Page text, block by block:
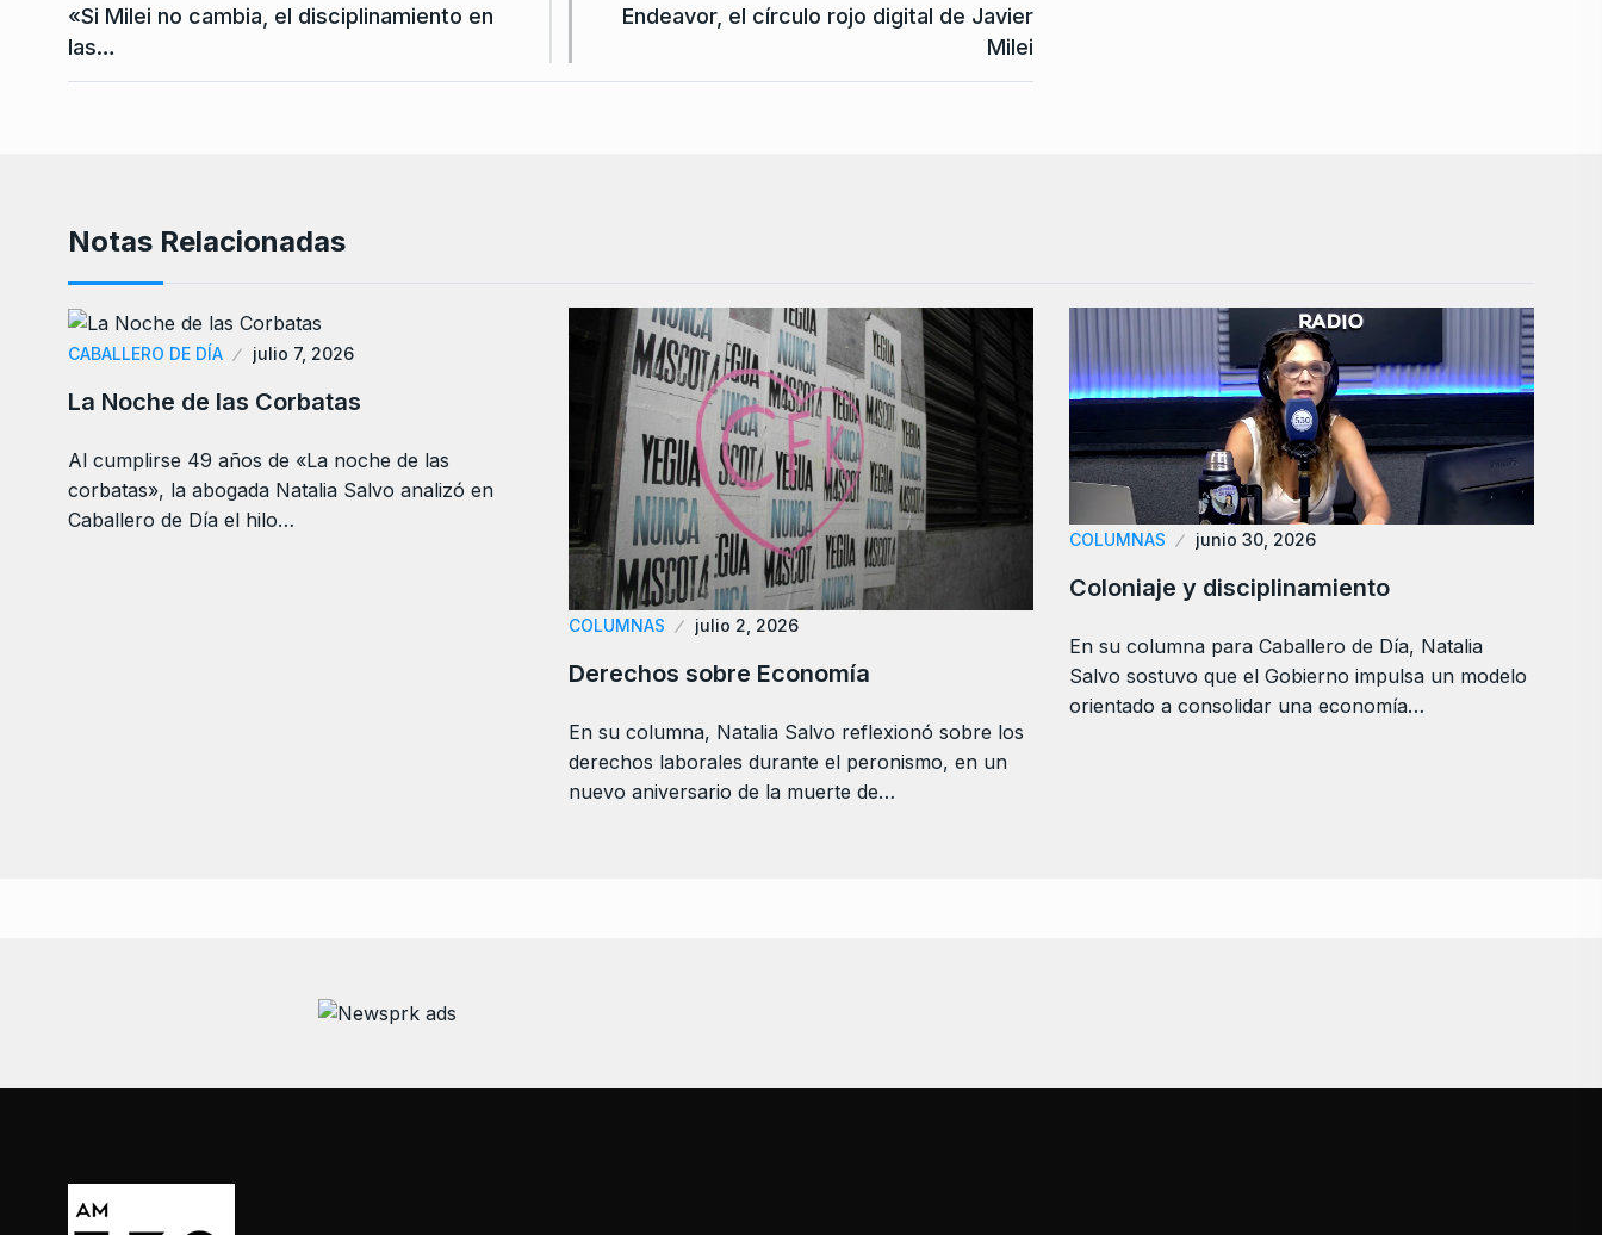
«Si Milei no cambia, el disciplinamiento en
las…
Endeavor, el círculo rojo digital de Javier
Milei
Notas Relacionadas
CABALLERO DE DÍA julio 7, 2026
La Noche de las Corbatas
Al cumplirse 49 años de «La noche de las
corbatas», la abogada Natalia Salvo analizó en
Caballero de Día el hilo…
COLUMNAS julio 2, 2026
Derechos sobre Economía
En su columna, Natalia Salvo reflexionó sobre los
derechos laborales durante el peronismo, en un
nuevo aniversario de la muerte de…
COLUMNAS junio 30, 2026
Coloniaje y disciplinamiento
En su columna para Caballero de Día, Natalia
Salvo sostuvo que el Gobierno impulsa un modelo
orientado a consolidar una economía…